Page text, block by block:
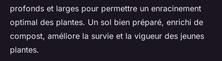
profonds et larges pour permettre un enracinement
optimal des plantes. Un sol bien préparé, enrichi de
compost, améliore la survie et la vigueur des jeunes
plantes.